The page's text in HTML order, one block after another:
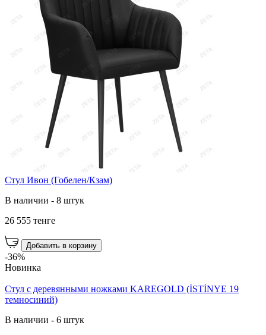
Стул Ивон (Гобелен/Кзам)
В наличии - 8 штук
26 555 тенге
Добавить в корзину
-36%
Новинка
Стул с деревянными ножками KAREGOLD (İSTİNYE 19
темносиний)
В наличии - 6 штук